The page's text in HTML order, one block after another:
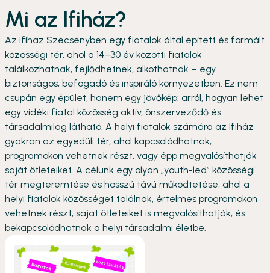
Mi az Ifiház?
Az Ifiház Szécsényben egy fiatalok által épített és formált
közösségi tér, ahol a 14–30 év közötti fiatalok
találkozhatnak, fejlődhetnek, alkothatnak – egy
biztonságos, befogadó és inspiráló környezetben. Ez nem
csupán egy épület, hanem egy jövőkép: arról, hogyan lehet
egy vidéki fiatal közösség aktív, önszerveződő és
társadalmilag látható. A helyi fiatalok számára az Ifiház
gyakran az egyedüli tér, ahol kapcsolódhatnak,
programokon vehetnek részt, vagy épp megvalósíthatják
saját ötleteiket. A célunk egy olyan „youth-led” közösségi
tér megteremtése és hosszú távú működtetése, ahol a
helyi fiatalok közösséget találnak, értelmes programokon
vehetnek részt, saját ötleteiket is megvalósíthatják, és
bekapcsolódhatnak a helyi társadalmi életbe.